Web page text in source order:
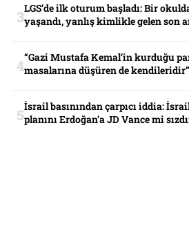
LGS’de ilk oturum başladı: Bir
yaşandı, yanlış kimlikle gelen son
“Gazi Mustafa Kemal’in kurduğu
masalarına düşüren de kendileridir”
İsrail basınından çarpıcı iddia:
planını Erdoğan’a JD Vance mi